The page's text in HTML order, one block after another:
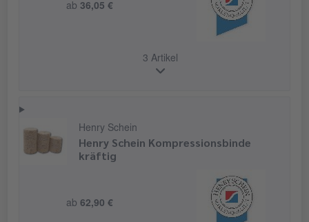
ab 36,05 €
3 Artikel
Henry Schein
Henry Schein Kompressionsbinde
kräftig
ab 62,90 €